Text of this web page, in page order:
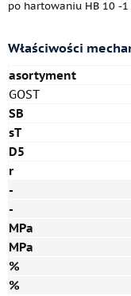
po hartowaniu HB 10 -1
Właściwości
asortyment
GOST
SB
sT
D5
r
-
-
MPa
MPa
%
%